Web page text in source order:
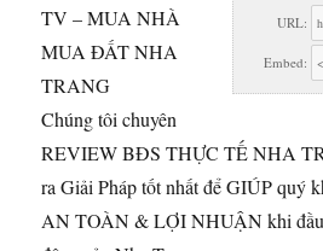
URL:
Embed:
TV – MUA NHÀ
MUA ĐẤT NHA
TRANG
Chúng tôi chuyên
REVIEW BĐS THỰCTẾ NHA
ra Giải Pháp tốt nhất để GIÚP quý
AN TOÀN & LỢI NHUẬN khi đầu